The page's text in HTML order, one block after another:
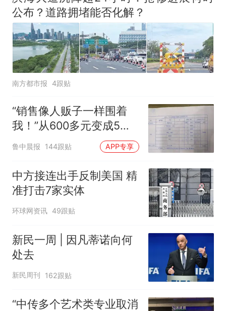
公布？道路拥堵能否化解？
南方都市报 4跟贴
“销售像人贩子一样围着
我！”从600多元变成5万
元，57岁保洁阿姨做医美
后眼睛肿到流泪、视物模
糊
鲁中晨报 144跟贴 APP专享
中方接连出手反制美国 精
准打击7家实体
环球网资讯 49跟贴
新民一周 | 因凡蒂诺向何
处去
新民周刊 162跟贴
“中传多个艺术类专业取消